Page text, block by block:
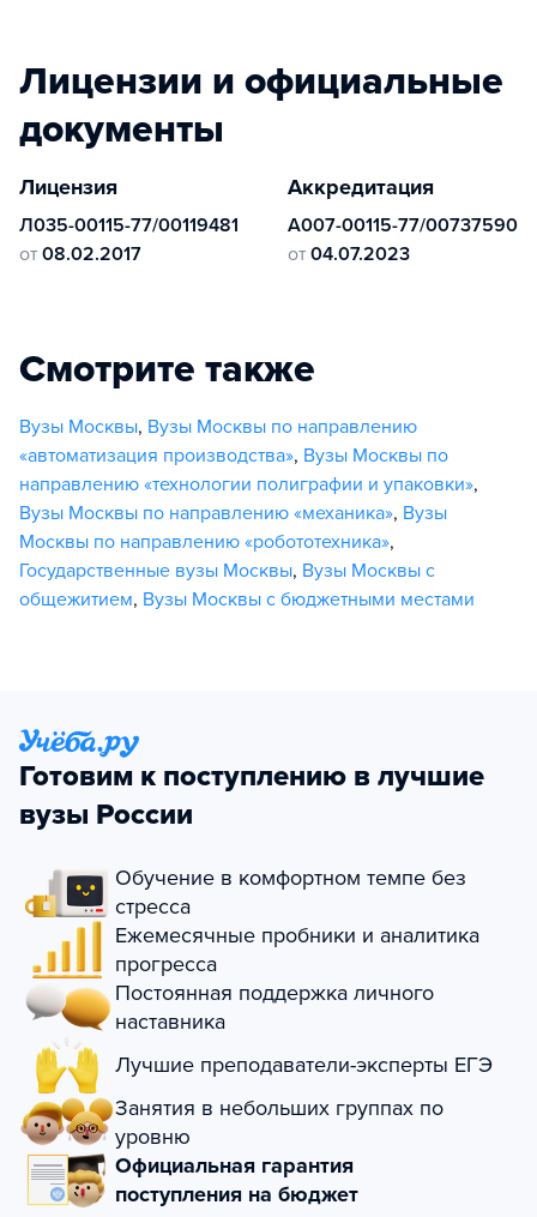
Лицензии и официальные
документы
Лицензия
Л035-00115-77/00119481
от 08.02.2017
Аккредитация
А007-00115-77/00737590
от 04.07.2023
Смотрите также
Вузы Москвы, Вузы Москвы по направлению
«автоматизация производства», Вузы Москвы по
направлению «технологии полиграфии и упаковки»,
Вузы Москвы по направлению «механика», Вузы
Москвы по направлению «робототехника»,
Государственные вузы Москвы, Вузы Москвы с
общежитием, Вузы Москвы с бюджетными местами
Готовим к поступлению в лучшие
вузы России
Обучение в комфортном темпе без
стресса
Ежемесячные пробники и аналитика
прогресса
Постоянная поддержка личного
наставника
Лучшие преподаватели-эксперты ЕГЭ
Занятия в небольших группах по
уровню
Официальная гарантия
поступления на бюджет